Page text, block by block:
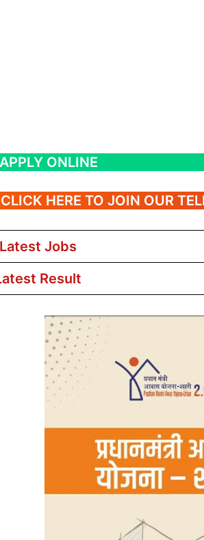
ONLINE
CLICK HERE TO JOIN OUR
Jobs
Result